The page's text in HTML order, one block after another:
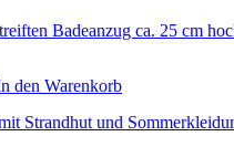
Badeanzug ca. 25 cm
den Warenkorb